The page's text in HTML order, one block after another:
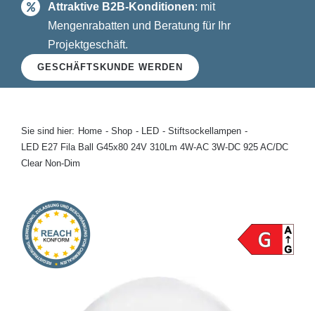
LED
Halogen
Glühlampen
Kontakt
Attraktive B2B-Konditionen: mit
Mengenrabatten und Beratung für Ihr
Projektgeschäft.
GESCHÄFTSKUNDE WERDEN
Sie sind hier: Home Shop LED
Stiftsockellampen
LED E27 Fila Ball G45x80 24V 310Lm 4W-AC 3W-DC 925 AC/DC
Clear Non-Dim